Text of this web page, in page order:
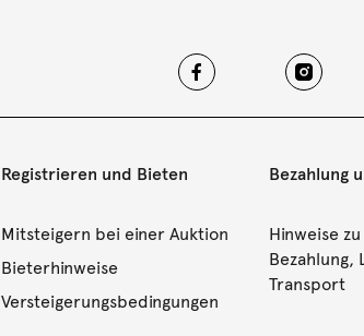
Registrieren und Bieten
Mitsteigern bei einer Auktion
Bieterhinweise
Versteigerungsbedingungen
Bezahlung
Hinweise
Bezahlung,
Transport